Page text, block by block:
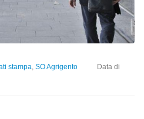
stampa, SO Agrigento
Data di